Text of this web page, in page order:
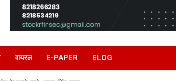
वायरल E-PAPER BLOG